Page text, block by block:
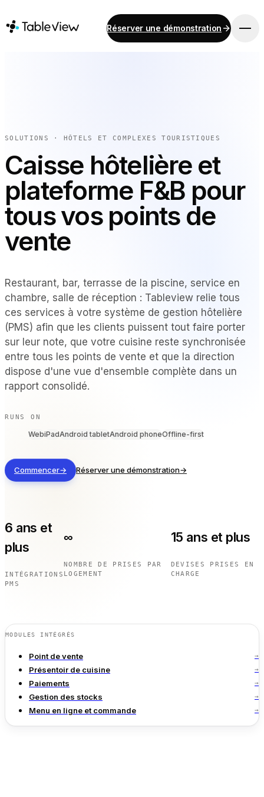
Réserver une démonstration
Comptabilité
Approvisionnement
Menu en ligne et commande sur mobile
Instant Site
SOLUTIONS
Restaurants à service complet
Restaurants décontractés et bistrots
Bars et boîtes de nuit
Hôtels et complexes touristiques
À emporter et livraison
Camions-restaurants et cuisines virtuelles
Tableview ou Toast
Tableview contre Square
Blog
Calculatrices gratuites
Avis
Mises à jour des produits
Assistance
COMMENCER
Tarifs
Contact
Carrières
SOLUTIONS · HÔTELS ET COMPLEXES TOURISTIQUES
Caisse hôtelière et
plateforme F&B pour
tous vos points de
vente
Restaurant, bar, terrasse de la piscine, service en
chambre, salle de réception : Tableview relie tous
ces services à votre système de gestion hôtelière
(PMS) afin que les clients puissent tout faire porter
sur leur note, que votre cuisine reste synchronisée
entre tous les points de vente et que la direction
dispose d'une vue d'ensemble complète dans un
rapport consolidé.
RUNS ON
WebiPadAndroid tabletAndroid phoneOffline-first
Commencer→ Réserver une démonstration→
6 ans et
plus
INTÉGRATIONS
PMS
∞
NOMBRE DE PRISES PAR
LOGEMENT
15 ans et plus
DEVISES PRISES EN
CHARGE
MODULES INTÉGRÉS
Point de vente →
Présentoir de cuisine →
Paiements →
Gestion des stocks →
Menu en ligne et commande →